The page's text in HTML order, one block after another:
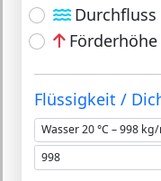
Flüssigkeit /